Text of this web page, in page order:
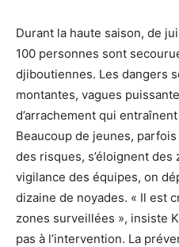
Durant la haute saison, de
100 personnes sont
djiboutiennes. Les dangers
montantes, vagues
d’arrachement qui
Beaucoup de jeunes,
des risques, s’éloignent
vigilance des équipes, on
dizaine de noyades. « Il est
zones surveillées », insiste
pas à l’intervention. La